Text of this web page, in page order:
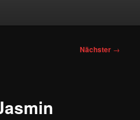
Nächster →